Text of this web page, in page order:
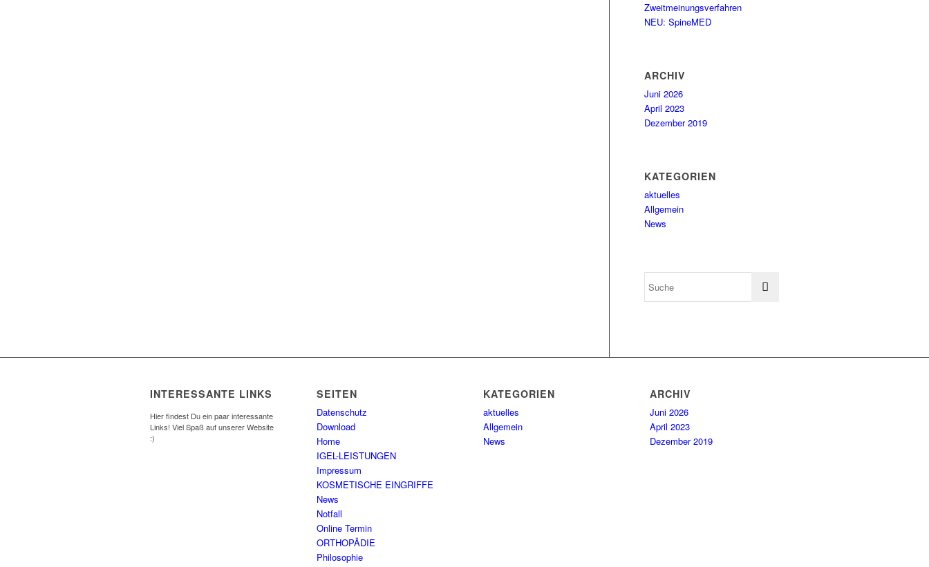
Zweitmeinungsverfahren
NEU: SpineMED
ARCHIV
Juni 2026
April 2023
Dezember 2019
KATEGORIEN
aktuelles
Allgemein
News
INTERESSANTE LINKS
Hier findest Du ein paar interessante
Links! Viel Spaß auf unserer Website
:)
SEITEN
Datenschutz
Download
Home
IGEL-LEISTUNGEN
Impressum
KOSMETISCHE EINGRIFFE
News
Notfall
Online Termin
ORTHOPÄDIE
Philosophie
KATEGORIEN
aktuelles
Allgemein
News
ARCHIV
Juni 2026
April 2023
Dezember 2019